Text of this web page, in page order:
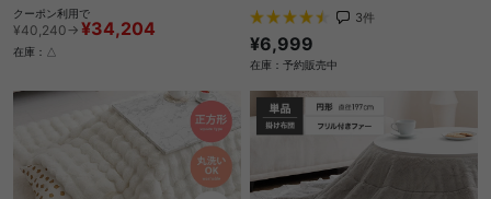
クーポン利用で
¥40,240→ ¥34,204
在庫：△
3件
¥6,999
在庫：予約販売中